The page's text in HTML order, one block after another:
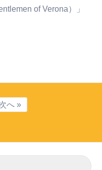
of Verona）」
へ »